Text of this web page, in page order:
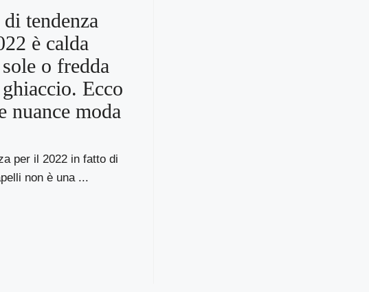
tendenza
è calda
o fredda
Ecco
nuance moda
per il 2022 in fatto di
non è una ...